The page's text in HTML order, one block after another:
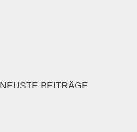
NEUSTE BEITRÄGE